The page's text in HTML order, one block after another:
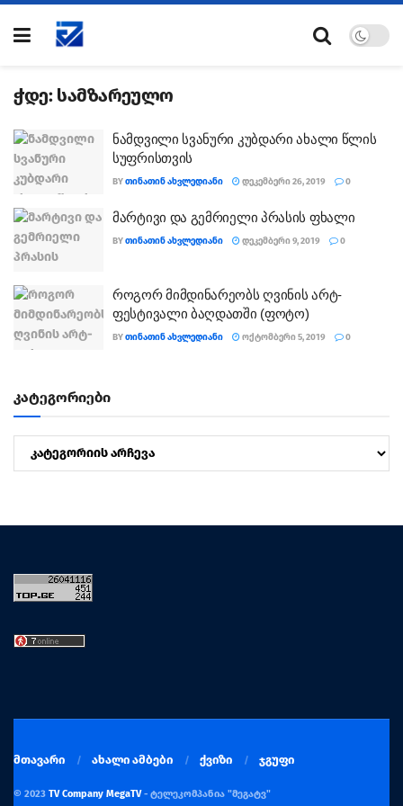
ჭდე: სამზარეულო
ნამდვილი სვანური კუბდარი ახალი წლის
სუფრისთვის
BYᲗᲘᲜᲐᲗᲘᲜ ᲐᲮᲕᲚᲔᲓᲘᲐᲜᲘ ᲓᲔᲙᲔᲛᲑᲔᲠᲘ 26, 2019 0
მარტივი და გემრიელი პრასის ფხალი
BYᲗᲘᲜᲐᲗᲘᲜ ᲐᲮᲕᲚᲔᲓᲘᲐᲜᲘ ᲓᲔᲙᲔᲛᲑᲔᲠᲘ 9, 2019 0
როგორ მიმდინარეობს ღვინის არტ-
ფესტივალი ბაღდათში (ფოტო)
BYᲗᲘᲜᲐᲗᲘᲜ ᲐᲮᲕᲚᲔᲓᲘᲐᲜᲘ ᲝᲥᲢᲝᲛᲑᲔᲠᲘ 5, 2019 0
კატეგორიები
კატეგორიები
მთავარი ახალი ამბები ქვიზი ჯგუფი
© 2023 TV Company MegaTV- ტელეკომპანია "მეგატვ"